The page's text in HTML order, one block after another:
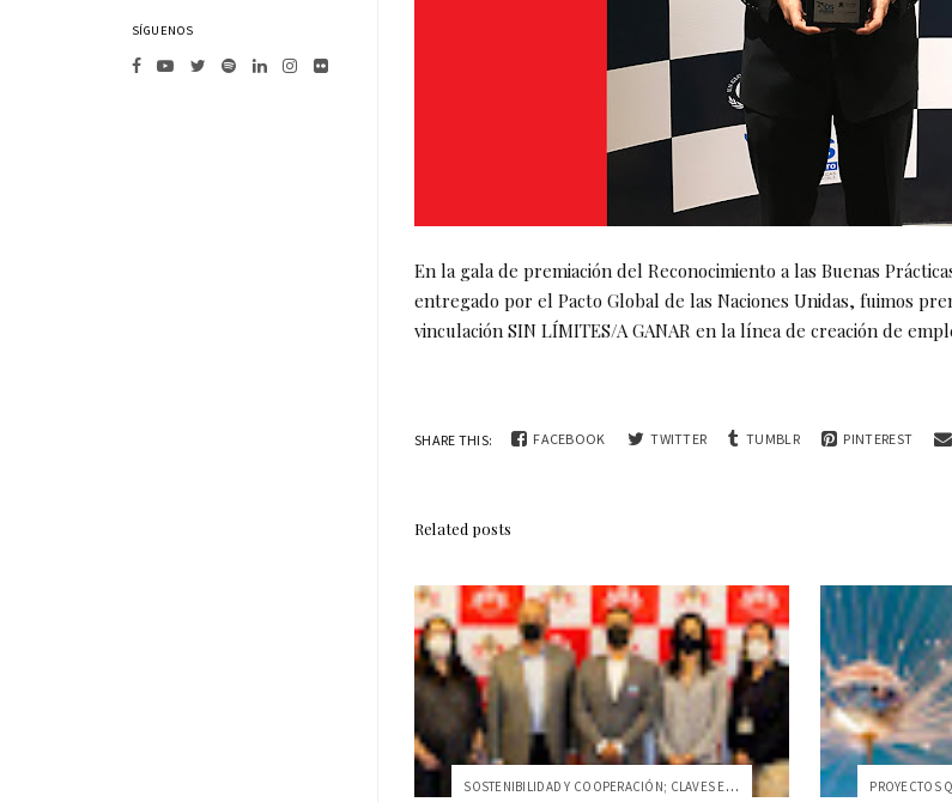
En la gala de premiación del Reconocimiento a las Buenas
entregado por el Pacto Global de las Naciones Unidas, fuimos
vinculación SIN LÍMITES/A GANAR en la línea de creación de
SHARE THIS: FACEBOOK TWITTER TUMBLR PINTEREST
Related posts
SOSTENIBILIDAD Y COOPERACIÓN; CLAVES EN ...
SÍGUENOS